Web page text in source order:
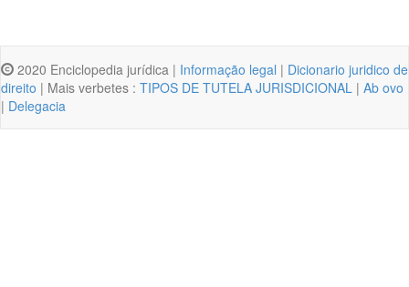
2020 Enciclopedia jurídica | Informação legal | Dicionario juridico de
direito | Mais verbetes : TIPOS DE TUTELA JURISDICIONAL | Ab ovo
| Delegacia